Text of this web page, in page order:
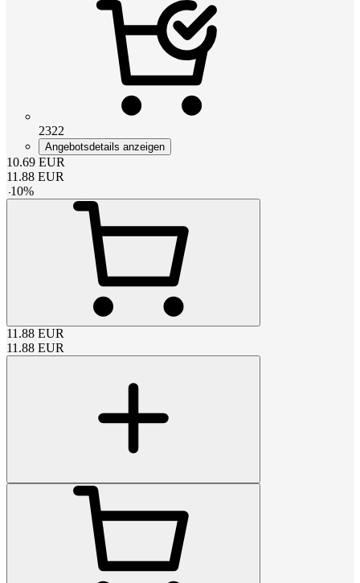
2322
Angebotsdetails anzeigen
10.69 EUR
11.88 EUR
-10%
11.88 EUR
11.88 EUR